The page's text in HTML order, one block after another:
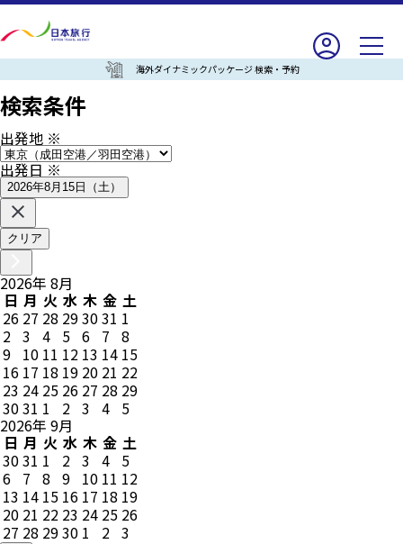
海外ダイナミックパッケージ 検索・予約
検索条件
出発地 ※
出発日※
2026年8月15日（土）
クリア
2026年 8月
日 月 火 水 木 金 土
26 27 28 293031 1
2 3 4 5 6 7 8
9 10 11 12 13 14 15
16 17 18 19 20 21 22
23 24 25 26 27 28 29
3031 1 2 3 4 5
2026年 9月
日 月 火 水 木 金 土
3031 1 2 3 4 5
6 7 8 9 10 11 12
13 14 15 16 17 18 19
20 21 22 23 24 25 26
27 28 2930 1 2 3